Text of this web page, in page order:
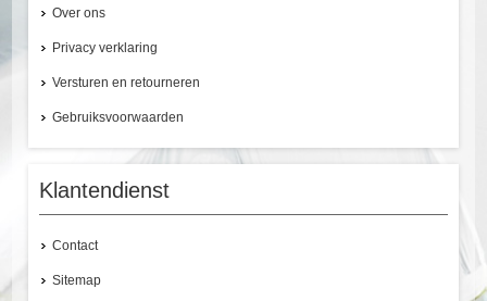
Over ons
Privacy verklaring
Versturen en retourneren
Gebruiksvoorwaarden
Klantendienst
Contact
Sitemap